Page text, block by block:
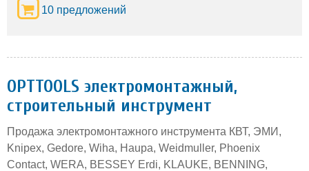
10 предложений
OPTTOOLS электромонтажный,
строительный инструмент
Продажа электромонтажного инструмента КВТ, ЭМИ,
Knipex, Gedore, Wiha, Haupa, Weidmuller, Phoenix
Contact, WERA, BESSEY Erdi, KLAUKE, BENNING,